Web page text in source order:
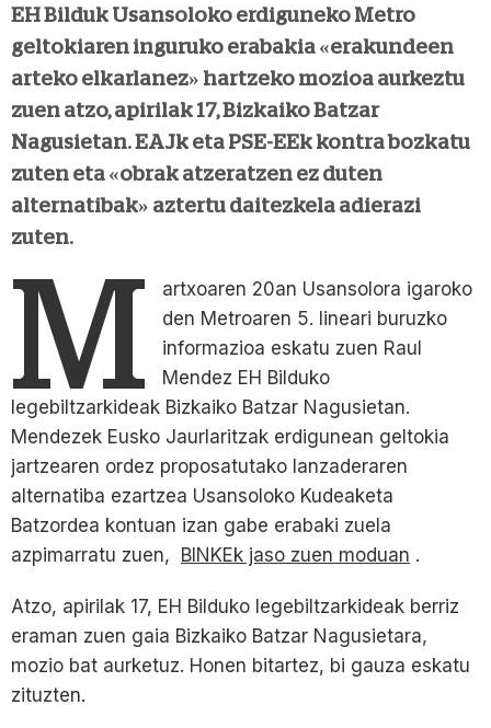
EH Bilduk Usansoloko erdiguneko Metro
geltokiaren inguruko erabakia «erakundeen
arteko elkarlanez» hartzeko mozioa aurkeztu
zuen atzo, apirilak 17, Bizkaiko Batzar
Nagusietan. EAJk eta PSE-EEk kontra bozkatu
zuten eta «obrak atzeratzen ez duten
alternatibak» aztertu daitezkela adierazi
zuten.
M
artxoaren 20an Usansolora igaroko
den Metroaren 5. lineari buruzko
informazioa eskatu zuen Raul
Mendez EH Bilduko
legebiltzarkideak Bizkaiko Batzar Nagusietan.
Mendezek Eusko Jaurlaritzak erdigunean geltokia
jartzearen ordez proposatutako lanzaderaren
alternatiba ezartzea Usansoloko Kudeaketa
Batzordea kontuan izan gabe erabaki zuela
azpimarratu zuen, BINKEk jaso zuen moduan .
Atzo, apirilak 17, EH Bilduko legebiltzarkideak berriz
eraman zuen gaia Bizkaiko Batzar Nagusietara,
mozio bat aurketuz. Honen bitartez, bi gauza eskatu
zituzten.